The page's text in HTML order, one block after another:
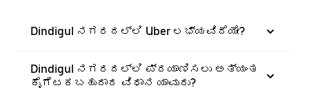
Dindigul ನಗರದಲ್ಲಿ Uber ಲಭ್ಯವಿದೆಯೇ?
Dindigul ನಗರದಲ್ಲಿ ಪ್ರಯಾಣಿಸಲು ಅತ್ಯಂತ
ಕೈಗೆಟಕಬಹುದಾದ ವಿಧಾನ ಯಾವುದು?